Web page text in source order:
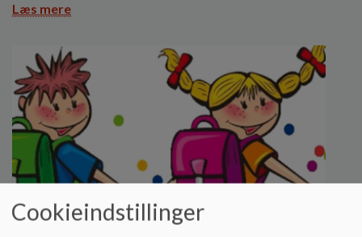
Læs mere
Cookieindstillinger